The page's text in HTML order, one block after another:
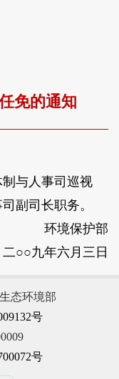
免的通知
与人事司巡视
副司长职务。
环境保护部
九年六月三日
态环境部
号
号